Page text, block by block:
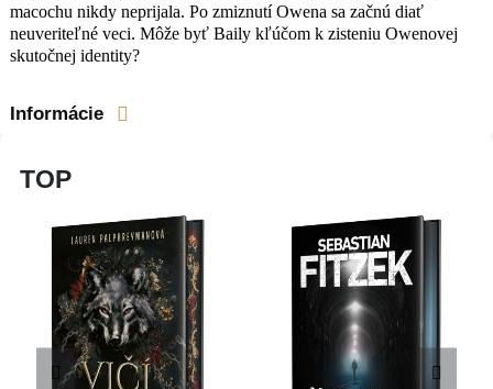
macochu nikdy neprijala. Po zmiznutí Owena sa začnú diať
neuveriteľné veci. Môže byť Baily kľúčom k zisteniu Owenovej
skutočnej identity?
Informácie
TOP